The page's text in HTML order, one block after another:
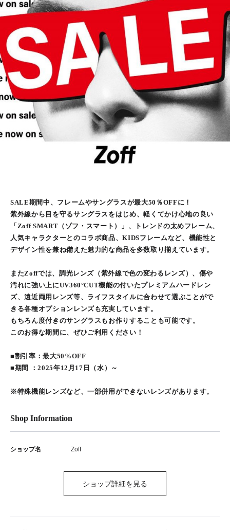
SALE期間中、フレームやサングラスが最大50％OFFに！
紫外線から目を守るサングラスをはじめ、軽くてかけ心地の良い
「Zoff SMART（ゾフ・スマート）」、トレンドの太めフレーム、
人気キャラクターとのコラボ商品、KIDSフレームなど、機能性と
デザイン性を兼ね備えた魅力的な商品を多数取り揃えています。
またZoffでは、調光レンズ（紫外線で色の変わるレンズ）、傷や
汚れに強い上にUV360°CUT機能の付いたプレミアムハードレン
ズ、遠近両用レンズ等、ライフスタイルに合わせて選ぶことがで
きる各種オプションレンズも充実しています。
もちろん度付きのサングラスもお作りすることも可能です。
このお得な期間に、ぜひご利用ください！
■割引率：最大50%OFF
■期間 ：2025年12月17日（水）～
※特殊機能レンズなど、一部併用ができないレンズがあります。
Shop Information
ショップ名 Zoff
ショップ詳細を見る